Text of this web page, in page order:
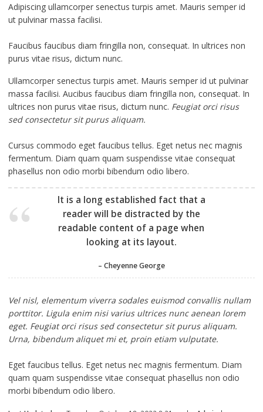
Adipiscing ullamcorper senectus turpis amet. Mauris semper id
ut pulvinar massa facilisi.
Faucibus faucibus diam fringilla non, consequat. In ultrices non
purus vitae risus, dictum nunc.
Ullamcorper senectus turpis amet. Mauris semper id ut pulvinar
massa facilisi. Aucibus faucibus diam fringilla non, consequat. In
ultrices non purus vitae risus, dictum nunc. Feugiat orci risus
sed consectetur sit purus aliquam.
Cursus commodo eget faucibus tellus. Eget netus nec magnis
fermentum. Diam quam quam suspendisse vitae consequat
phasellus non odio morbi bibendum odio libero.
It is a long established fact that a
reader will be distracted by the
readable content of a page when
looking at its layout.
– Cheyenne George
Vel nisl, elementum viverra sodales euismod convallis nullam
porttitor. Ligula enim nisi varius ultrices nunc aenean lorem
eget. Feugiat orci risus sed consectetur sit purus aliquam.
Urna, bibendum aliquet mi et, proin etiam vulputate.
Eget faucibus tellus. Eget netus nec magnis fermentum. Diam
quam quam suspendisse vitae consequat phasellus non odio
morbi bibendum odio libero.